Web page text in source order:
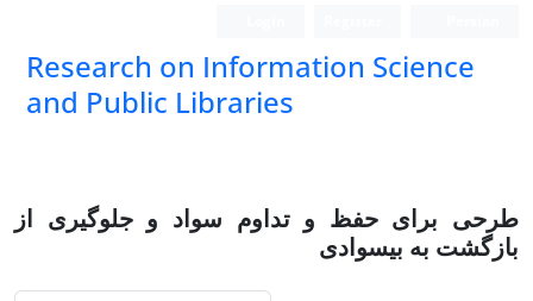
Research on Information Science
and Public Libraries
طرحی برای حفظ و تداوم سواد و جلوگیری از
بازگشت به بیسوادی